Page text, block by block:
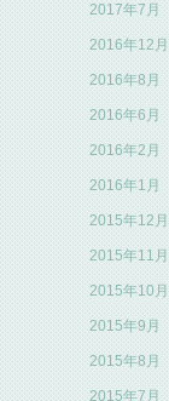
2017年7月
2016年12月
2016年8月
2016年6月
2016年2月
2016年1月
2015年12月
2015年11月
2015年10月
2015年9月
2015年8月
2015年7月